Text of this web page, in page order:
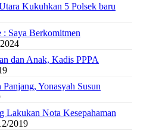
Kukuhkan 5 Polsek baru
Saya Berkomitmen
dan Anak, Kadis PPPA
Yonasyah Susun
Lakukan Nota Kesepahaman
2019